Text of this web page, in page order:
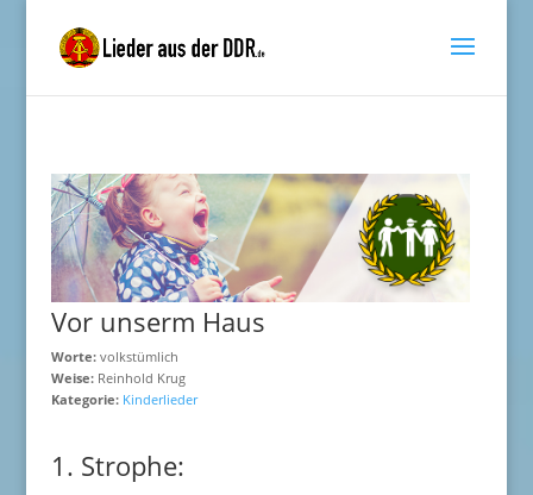
Vor unserm Haus
Worte:volkstümlich
Weise:Reinhold Krug
Kategorie: Kinderlieder
1. Strophe: